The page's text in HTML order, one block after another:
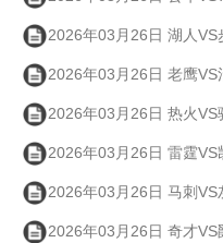
2026年03月26日 湖人VS步行
2026年03月26日 老鹰VS活
2026年03月26日 热火VS骑
2026年03月26日 雷霆VS凯尔
2026年03月26日 马刺VS灰
2026年03月26日 奇才VS爵